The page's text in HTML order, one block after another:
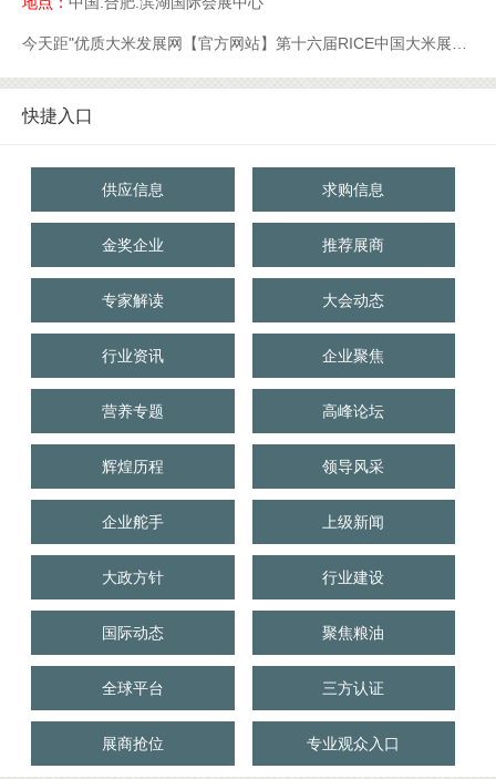
快捷入口
供应信息 求购信息
金奖企业 推荐展商
专家解读 大会动态
行业资讯 企业聚焦
营养专题 高峰论坛
辉煌历程 领导风采
企业舵手 上级新闻
大政方针 行业建设
国际动态 聚焦粮油
全球平台 三方认证
展商抢位 专业观众入口